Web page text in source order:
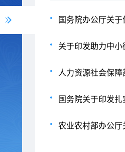
国务院办公厅关
关于印发助力中
国务院关于印发
农业农村部办公厅